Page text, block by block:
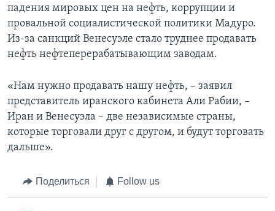
падения мировых цен на нефть, коррупции и
провальной социалистической политики Мадуро.
Из-за санкций Венесуэле стало труднее продавать
нефть нефтеперерабатывающим заводам.
«Нам нужно продавать нашу нефть, – заявил
представитель иранского кабинета Али Рабии, –
Иран и Венесуэла – две независимые страны,
которые торговали друг с другом, и будут торговать
дальше».
Поделиться Follow us